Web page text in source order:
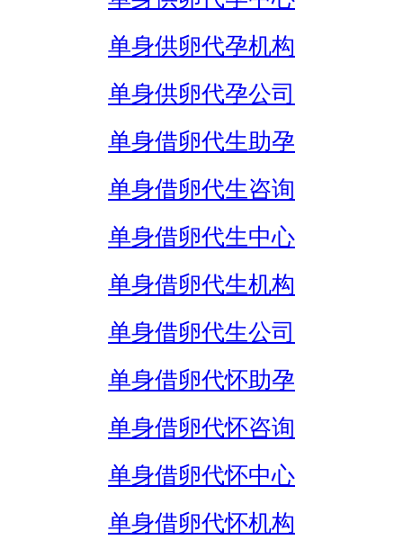
单身供卵代孕机构
单身供卵代孕公司
单身借卵代生助孕
单身借卵代生咨询
单身借卵代生中心
单身借卵代生机构
单身借卵代生公司
单身借卵代怀助孕
单身借卵代怀咨询
单身借卵代怀中心
单身借卵代怀机构